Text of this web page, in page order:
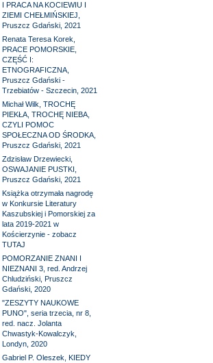
I PRACA NA KOCIEWIU I
ZIEMI CHEŁMIŃSKIEJ,
Pruszcz Gdański, 2021
Renata Teresa Korek,
PRACE POMORSKIE,
CZĘŚĆ I:
ETNOGRAFICZNA,
Pruszcz Gdański -
Trzebiatów - Szczecin, 2021
Michał Wilk, TROCHĘ
PIEKŁA, TROCHĘ NIEBA,
CZYLI POMOC
SPOŁECZNA OD ŚRODKA,
Pruszcz Gdański, 2021
Zdzisław Drzewiecki,
OSWAJANIE PUSTKI,
Pruszcz Gdański, 2021
Książka otrzymała nagrodę
w Konkursie Literatury
Kaszubskiej i Pomorskiej za
lata 2019-2021 w
Kościerzynie - zobacz
TUTAJ
POMORZANIE ZNANI I
NIEZNANI 3, red. Andrzej
Chludziński, Pruszcz
Gdański, 2020
"ZESZYTY NAUKOWE
PUNO", seria trzecia, nr 8,
red. nacz. Jolanta
Chwastyk-Kowalczyk,
Londyn, 2020
Gabriel P. Oleszek, KIEDY